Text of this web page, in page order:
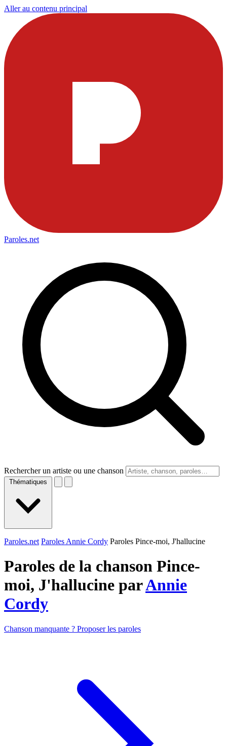
Aller au contenu principal
Paroles.net
Rechercher un artiste ou une chanson
Thématiques
Paroles.net Paroles Annie Cordy Paroles Pince-moi, J'hallucine
Paroles de la chanson Pince-
moi, J'hallucine parAnnie
Cordy
Chanson manquante ? Proposer les paroles